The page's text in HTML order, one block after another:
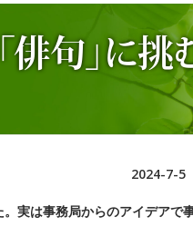
俳句」に挑
2024-7-5
実は事務局からのアイデアで